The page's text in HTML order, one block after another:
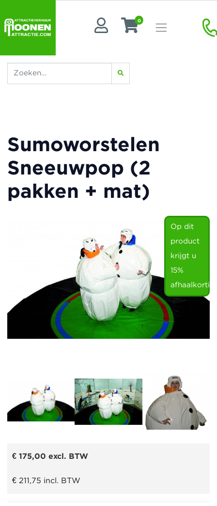
0
Sumoworstelen
Sneeuwpop (2
pakken + mat)
Op dit
product
krijgt u
15%
€ 175,00 excl. BTW
€ 211,75 incl. BTW